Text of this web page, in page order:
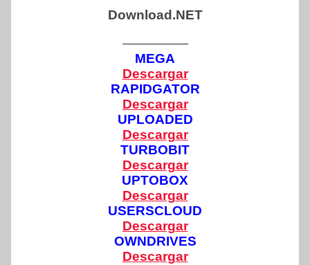
Download.NET
—————
MEGA
Descargar
RAPIDGATOR
Descargar
UPLOADED
Descargar
TURBOBIT
Descargar
UPTOBOX
Descargar
USERSCLOUD
Descargar
OWNDRIVES
Descargar